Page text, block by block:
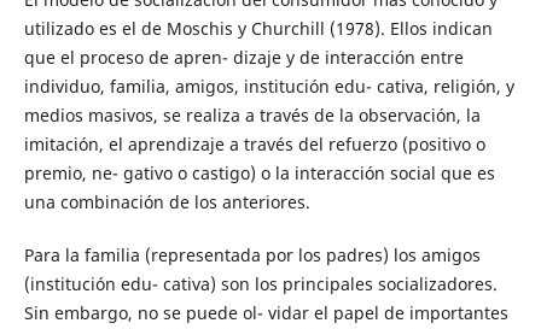
utilizado es el de Moschis y Churchill (1978). Ellos indican
que el proceso de apren- dizaje y de interacción entre
individuo, familia, amigos, institución edu- cativa, religión, y
medios masivos, se realiza a través de la observación, la
imitación, el aprendizaje a través del refuerzo (positivo o
premio, ne- gativo o castigo) o la interacción social que es
una combinación de los anteriores.
Para la familia (representada por los padres) los amigos
(institución edu- cativa) son los principales socializadores.
Sin embargo, no se puede ol- vidar el papel de importantes